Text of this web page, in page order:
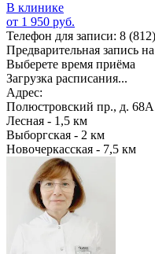
В клинике
от 1 950 руб.
Телефон для записи: 8
Предварительная запись
Выберете время приёма
Загрузка расписания...
Адрес:
Полюстровский пр., д.
Лесная - 1,5 км
Выборгская - 2 км
Новочеркасская - 7,5 км